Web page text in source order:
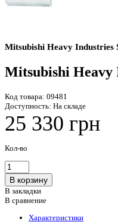
Mitsubishi Heavy Industries
Mitsubishi Heavy
Код товара: 09481
Доступность: На складе
25 330 грн
Кол-во
В закладки
В сравнение
Характеристики